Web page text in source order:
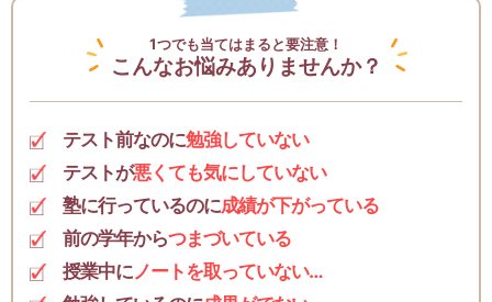
1つでも当てはまると要注意！
こんなお悩みありませんか？
テスト前なのに勉強していない
テストが悪くても気にしていない
塾に行っているのに成績が下がっている
前の学年からつまづいている
授業中にノートを取っていない…